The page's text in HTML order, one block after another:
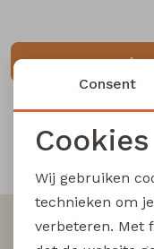
Blouses lange
Sweatshirts
Pullover
Vesten
Bermuda's
Lange broek
Jackjes
Bermudas
Lange broeken
Lange broeken
Lange broeken
Rokken
Sweatshirts
Altijd als
Noodzakelijke
Analytische
Consent
Cookies
Wij gebruiken
technieken om
verbeteren. Met